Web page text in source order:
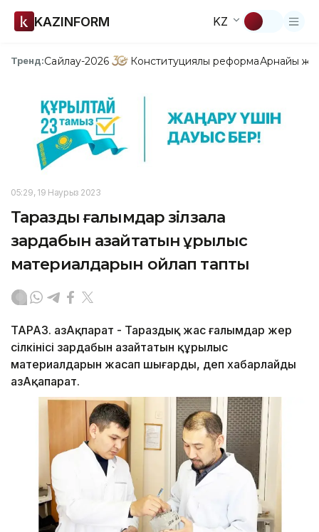
KAZINFORM KZ
Тренд:Сайлау-2026 Конституциялық реформаАрнайы
05:29, 19 Наурыз 2023
Тараздық ғалымдар зілзала
зардабын азайтатын құрылыс
материалдарын ойлап тапты
ТАРАЗ. ҚазАқпарат - Тараздық жас ғалымдар жер
сілкінісі зардабын азайтатын құрылыс
материалдарын жасап шығарды, деп хабарлайды
ҚазАқапарат.